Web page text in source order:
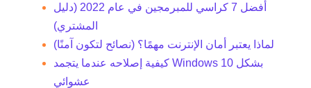
أفضل 7 كراسي للمبرمجين في عام 2022 (دليل
المشتري)
لماذا يعتبر أمان الإنترنت مهمًا؟ (نصائح لتكون آمنًا)
كيفية إصلاحه عندما يتجمد Windows 10 بشكل
عشوائي